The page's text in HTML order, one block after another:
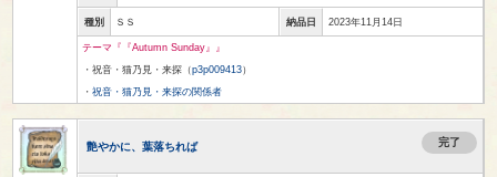
種別 ＳＳ 納品日 2023年11月14日
テーマ『『Autumn Sunday』』
・祝音・猫乃見・来探（p3p009413）
・祝音・猫乃見・来探の関係者
艶やかに、葉落ちれば 完了